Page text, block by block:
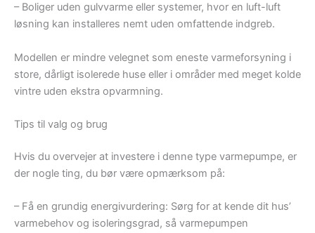
– Boliger uden gulvvarme eller systemer, hvor en luft-luft
løsning kan installeres nemt uden omfattende indgreb.
Modellen er mindre velegnet som eneste varmeforsyning i
store, dårligt isolerede huse eller i områder med meget kolde
vintre uden ekstra opvarmning.
Tips til valg og brug
Hvis du overvejer at investere i denne type varmepumpe, er
der nogle ting, du bør være opmærksom på:
– Få en grundig energivurdering: Sørg for at kende dit hus’
varmebehov og isoleringsgrad, så varmepumpen